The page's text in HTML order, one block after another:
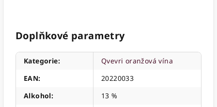
Doplňkové parametry
Kategorie:
Qvevri oranžová vína
EAN:
20220033
Alkohol:
13 %